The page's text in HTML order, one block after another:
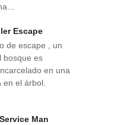
Escape
de escape , un
bosque es
en una
el árbol.
Man